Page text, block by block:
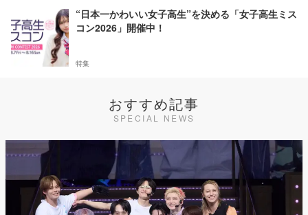
“日本一かわいい女子高生”を決める「女子高生ミス
コン2026」開催中！
特集
おすすめ記事
SPECIAL NEWS